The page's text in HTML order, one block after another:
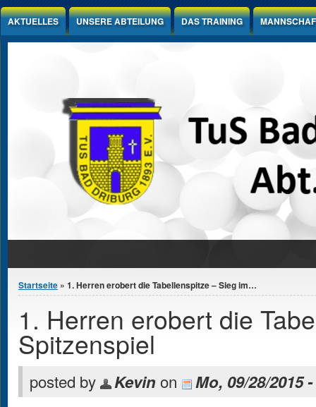
Jump to Content
AKTUELLES UNSERE ABTEILUNG DAS TRAINING
Sie sind hier
Startseite » 1. Herren erobert die Tabellenspitze – Sieg im…
1. Herren erobert die
Spitzenspiel
posted by Kevin on Mo, 09/28/2015